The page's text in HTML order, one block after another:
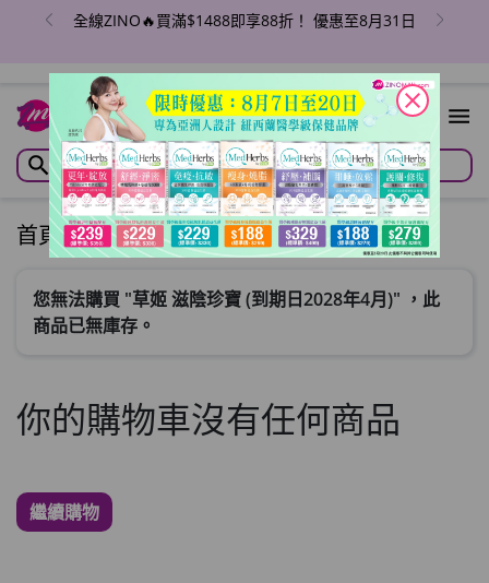
全線ZINO🔥買滿$1488即享88折！ 優惠至8月31日
首頁/購物車
您無法購買 "草姬 滋陰珍寶 (到期日2028年4月)" ，此
商品已無庫存。
你的購物車沒有任何商品
繼續購物
close